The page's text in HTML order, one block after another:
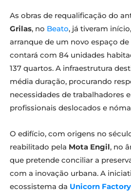
As obras de requalificação do
Grilas, no Beato, já tiveram
arranque de um novo espaço
contará com 84 unidades
137 quartos. A infraestrutura
média duração, procurando
necessidades de trabalhadores
profissionais deslocados e
O edifício, com origens no
reabilitado pela Mota Engil, no
que pretende conciliar a
com a inovação urbana. A
ecossistema da Unicorn Factory